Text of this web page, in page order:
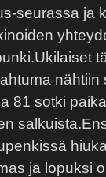
seurassa ja
81 sotki
ja lopuksi